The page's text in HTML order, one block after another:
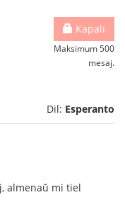
Kapalı
Maksimum 500
mesaj.
Dil: Esperanto
almenaŭ mi tiel